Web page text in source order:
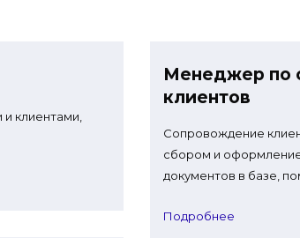
клиентами,
Менеджер по
клиентов
Сопровождение
сбором и
документов в базе,
Подробнее